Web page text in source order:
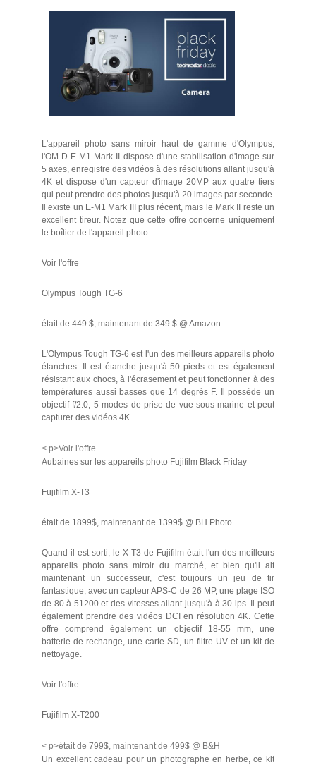
L'appareil photo sans miroir haut de gamme d'Olympus,
l'OM-D E-M1 Mark II dispose d'une stabilisation d'image sur
5 axes, enregistre des vidéos à des résolutions allant jusqu'à
4K et dispose d'un capteur d'image 20MP aux quatre tiers
qui peut prendre des photos jusqu'à 20 images par seconde.
Il existe un E-M1 Mark III plus récent, mais le Mark II reste un
excellent tireur. Notez que cette offre concerne uniquement
le boîtier de l'appareil photo.
Voir l'offre
Olympus Tough TG-6
était de 449 $, maintenant de 349 $ @ Amazon
L'Olympus Tough TG-6 est l'un des meilleurs appareils photo
étanches. Il est étanche jusqu'à 50 pieds et est également
résistant aux chocs, à l'écrasement et peut fonctionner à des
températures aussi basses que 14 degrés F. Il possède un
objectif f/2.0, 5 modes de prise de vue sous-marine et peut
capturer des vidéos 4K.
< p>Voir l'offre
Aubaines sur les appareils photo Fujifilm Black Friday
Fujifilm X-T3
était de 1899$, maintenant de 1399$ @ BH Photo
Quand il est sorti, le X-T3 de Fujifilm était l'un des meilleurs
appareils photo sans miroir du marché, et bien qu'il ait
maintenant un successeur, c'est toujours un jeu de tir
fantastique, avec un capteur APS-C de 26 MP, une plage ISO
de 80 à 51200 et des vitesses allant jusqu'à à 30 ips. Il peut
également prendre des vidéos DCI en résolution 4K. Cette
offre comprend également un objectif 18-55 mm, une
batterie de rechange, une carte SD, un filtre UV et un kit de
nettoyage.
Voir l'offre
Fujifilm X-T200
< p>était de 799$, maintenant de 499$ @ B&H
Un excellent cadeau pour un photographe en herbe, ce kit